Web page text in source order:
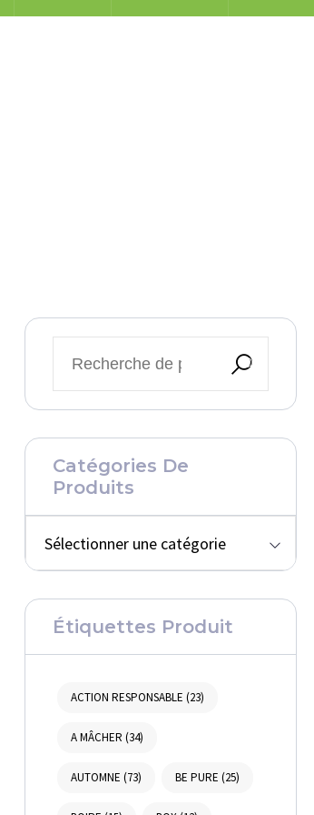
Catégories De
Produits
Sélectionner une catégorie
Étiquettes Produit
ACTION RESPONSABLE (23)
A MÂCHER (34)
AUTOMNE (73) BE PURE (25)